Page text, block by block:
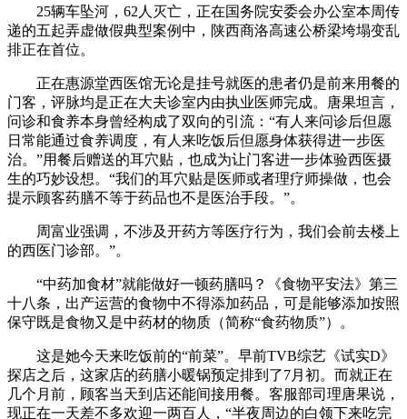
25辆车坠河，62人灭亡，正在国务院安委会办公室本周传
递的五起弄虚做假典型案例中，陕西商洛高速公桥梁垮塌变乱
排正在首位。
正在惠源堂西医馆无论是挂号就医的患者仍是前来用餐的
门客，评脉均是正在大夫诊室内由执业医师完成。唐果坦言，
问诊和食养本身曾经构成了双向的引流：“有人来问诊后但愿
日常能通过食养调度，有人来吃饭后但愿身体获得进一步医
治。”用餐后赠送的耳穴贴，也成为让门客进一步体验西医摄
生的巧妙设想。“我们的耳穴贴是医师或者理疗师操做，也会
提示顾客药膳不等于药品也不是医治手段。”。
周富业强调，不涉及开药方等医疗行为，我们会前去楼上
的西医门诊部。”。
“中药加食材”就能做好一顿药膳吗？《食物平安法》第三
十八条，出产运营的食物中不得添加药品，可是能够添加按照
保守既是食物又是中药材的物质（简称“食药物质”）。
这是她今天来吃饭前的“前菜”。早前TVB综艺《试实D》
探店之后，这家店的药膳小暖锅预定排到了7月初。而就正在
几个月前，顾客当天到店还能间接用餐。客服部司理唐果说，
现正在一天差不多欢迎一两百人，“半夜周边的白领下来吃完